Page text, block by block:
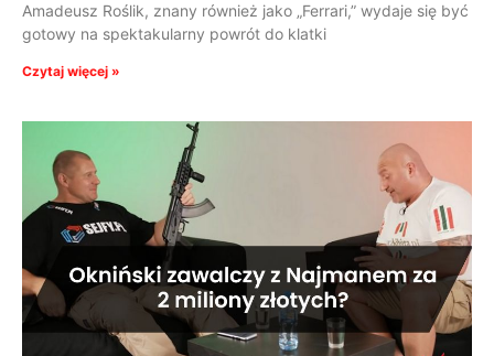
Amadeusz Roślik, znany również jako „Ferrari,” wydaje się być
gotowy na spektakularny powrót do klatki
Czytaj więcej »